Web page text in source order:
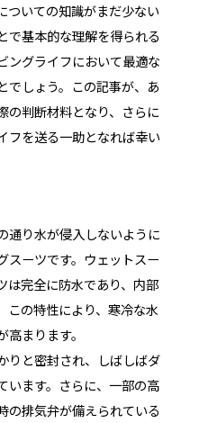
ついての知識がまだ少ない
で基本的な理解を得られる
ングライフにおいて最適な
でしょう。この記事が、あ
の判断材料となり、さらに
フを送る一助となれば幸い
通り水が侵入しないように
スーツです。ウェットスー
は完全に防水であり、内部
この特性により、寒冷な水
まります。
りと密封され、しばしばダ
います。さらに、一部の高
の排気弁が備えられている